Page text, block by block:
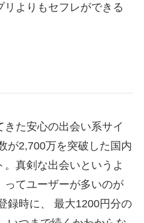
よりもセフレができる
た安心の出会い系サイ
が2,700万を突破した国内
真剣な出会いというよ
ってユーザーが多いのが
録時に、 最大1200円分の